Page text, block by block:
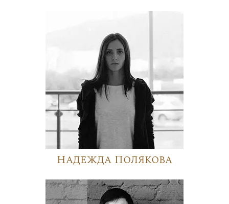
Надежда Полякова